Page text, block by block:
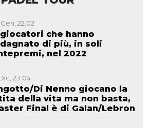
22:02
giocatori che hanno
di più, in soli
nel 2022
23:04
Di Nenno giocano la
della vita ma non basta,
Final è di Galan/Lebron